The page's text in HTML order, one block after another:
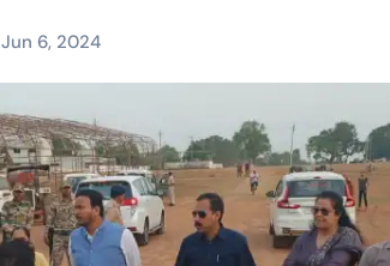
Jun 6, 2024